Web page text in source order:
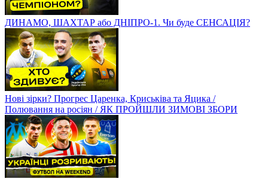
ДИНАМО, ШАХТАР або ДНІПРО-1. Чи буде СЕНСАЦІЯ?
Нові зірки? Прогрес Царенка, Криськіва та Яцика /
Полювання на росіян / ЯК ПРОЙШЛИ ЗИМОВІ ЗБОРИ